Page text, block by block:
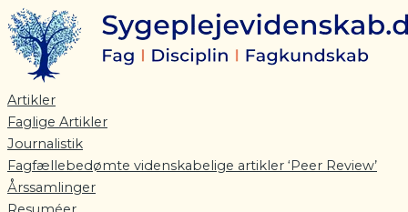
Gå
til
indholdet
Artikler
Faglige Artikler
Journalistik
Fagfællebedømte videnskabelige artikler ‘Peer Review’
Årssamlinger